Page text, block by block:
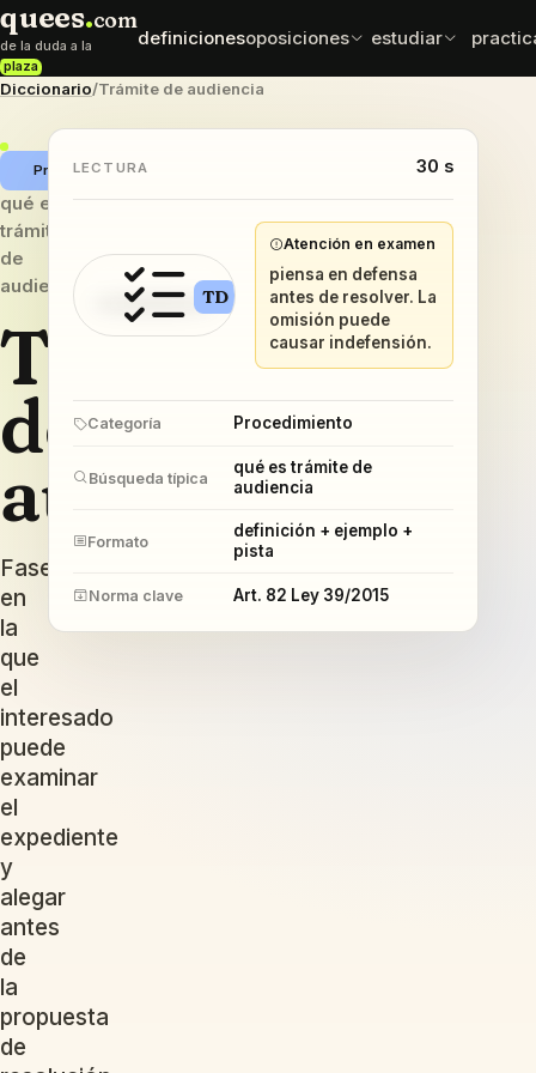
quees.com
de la duda a la
plaza
definicionesoposiciones
oposiciones
sueldos
retribuciones por cuerpo
estudiar
normativa
mnemotecnias
frases para fijar
test exprés
comprueba que se queda
Diccionario/Trámite de audiencia
Procedimiento
qué es
trámite
de
audiencia
Trámite
de
audiencia
Fase
en
la
que
el
interesado
puede
examinar
el
expediente
y
alegar
antes
de
la
propuesta
de
LECTURA 30 s
TD
Atención en examen
piensa en defensa
antes de resolver. La
omisión puede
causar indefensión.
Categoría Procedimiento
Búsqueda típica
qué es trámite de
audiencia
Formato
definición + ejemplo +
pista
Norma clave Art. 82 Ley 39/2015